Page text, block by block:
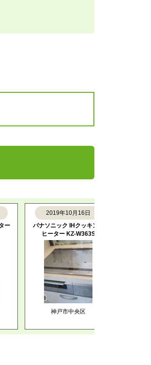
2019年10月16日
パナソニック IHクッキング
ヒーター KZ-W363S
神戸市中央区